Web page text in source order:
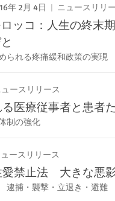
年 2月 4日 ニュースリリ
ッコ：人生の終末
られる疼痛緩和政策の実現
ースリリース
医療従事者と患者
制の強化
ースリリース
愛禁止法 大きな悪
捕・襲撃・立退き・避難